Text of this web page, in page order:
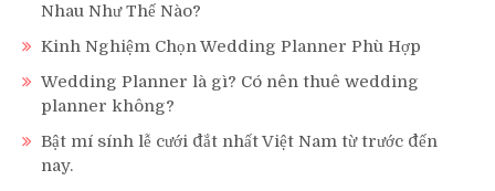
Nhau Như Thế Nào?
Kinh Nghiệm Chọn Wedding Planner Phù Hợp
Wedding Planner là gì? Có nên thuê wedding
planner không?
Bật mí sính lễ cưới đắt nhất Việt Nam từ trước đến
nay.